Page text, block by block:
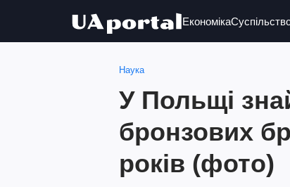
Економіка
Наука
У Польщі
бронзових
років (фото)